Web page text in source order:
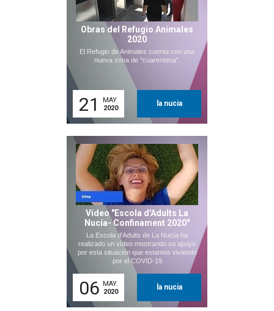
Obras del Refugio Animales
2020
El Refugio de Animales cuenta con una
nueva zona de "cuarentena".
21
MAY.
2020
la nucia
Vídeo "Escola d'Adults La
Nucía- Confinament 2020"
La Escola d'Adults de La Nucía ha
realizado un vídeo mostrando su apoyo
por esta situación que estamos viviendo
por el COVID-19
06 MAY.
2020
la nucia